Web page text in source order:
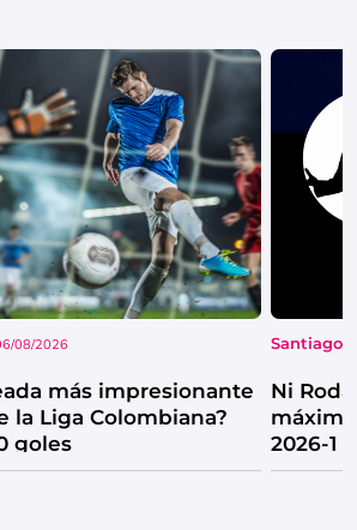
08/2026
más impresionante
la Liga Colombiana?
goles
Santiago
Ni
2026-1